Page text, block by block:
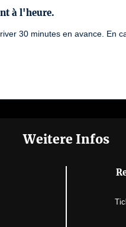
à l'heure.
30 minutes en avance. En
Weitere Infos